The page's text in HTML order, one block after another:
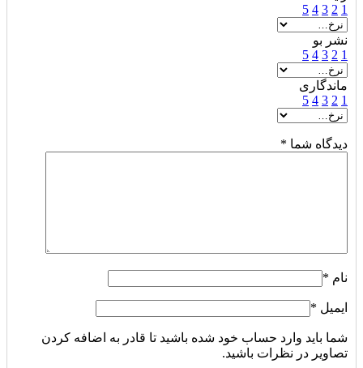
1
2
3
4
5
نشر بو
1
2
3
4
5
ماندگاری
1
2
3
4
5
دیدگاه شما *
نام *
ایمیل *
شما باید وارد حساب خود شده باشید تا قادر به اضافه کردن
تصاویر در نظرات باشید.